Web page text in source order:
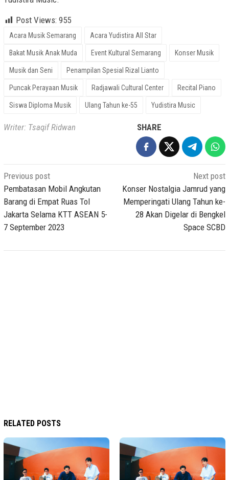
Post Views: 955
Acara Musik Semarang Acara Yudistira All Star
Bakat Musik Anak Muda Event Kultural Semarang Konser Musik
Musik dan Seni Penampilan Spesial Rizal Lianto
Puncak Perayaan Musik Radjawali Cultural Center Recital Piano
Siswa Diploma Musik Ulang Tahun ke-55 Yudistira Music
Writer: Tsaqif Ridwan SHARE
Post
navigation
Previous post
Pembatasan Mobil Angkutan
Barang di Empat Ruas Tol
Jakarta Selama KTT ASEAN 5-
7 September 2023
Next post
Konser Nostalgia Jamrud yang
Memperingati Ulang Tahun ke-
28 Akan Digelar di Bengkel
Space SCBD
RELATED POSTS